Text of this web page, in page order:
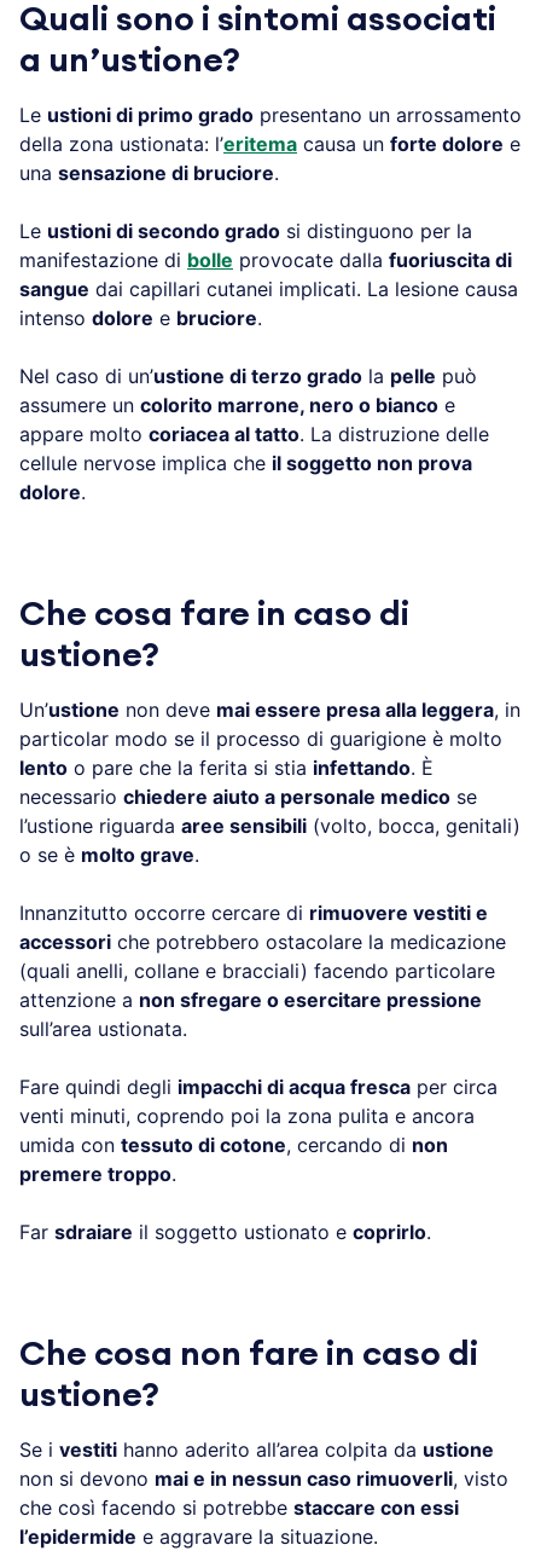
Quali sono i sintomi associati
a un’ustione?
Le ustioni di primo grado presentano un arrossamento
della zona ustionata: l’eritema causa un forte dolore e
una sensazione di bruciore.
Le ustioni di secondo grado si distinguono per la
manifestazione di bolle provocate dalla fuoriuscita di
sangue dai capillari cutanei implicati. La lesione causa
intenso dolore e bruciore.
Nel caso di un’ustione di terzo grado la pelle può
assumere un colorito marrone, nero o bianco e
appare molto coriacea al tatto. La distruzione delle
cellule nervose implica che il soggetto non prova
dolore.
Che cosa fare in caso di
ustione?
Un’ustione non deve mai essere presa alla leggera, in
particolar modo se il processo di guarigione è molto
lento o pare che la ferita si stia infettando. È
necessario chiedere aiuto a personale medico se
l’ustione riguarda aree sensibili (volto, bocca, genitali)
o se è molto grave.
Innanzitutto occorre cercare di rimuovere vestiti e
accessori che potrebbero ostacolare la medicazione
(quali anelli, collane e bracciali) facendo particolare
attenzione a non sfregare o esercitare pressione
sull’area ustionata.
Fare quindi degli impacchi di acqua fresca per circa
venti minuti, coprendo poi la zona pulita e ancora
umida con tessuto di cotone, cercando di non
premere troppo.
Far sdraiare il soggetto ustionato e coprirlo.
Che cosa non fare in caso di
ustione?
Se i vestiti hanno aderito all’area colpita da ustione
non si devono mai e in nessun caso rimuoverli, visto
che così facendo si potrebbe staccare con essi
l’epidermide e aggravare la situazione.